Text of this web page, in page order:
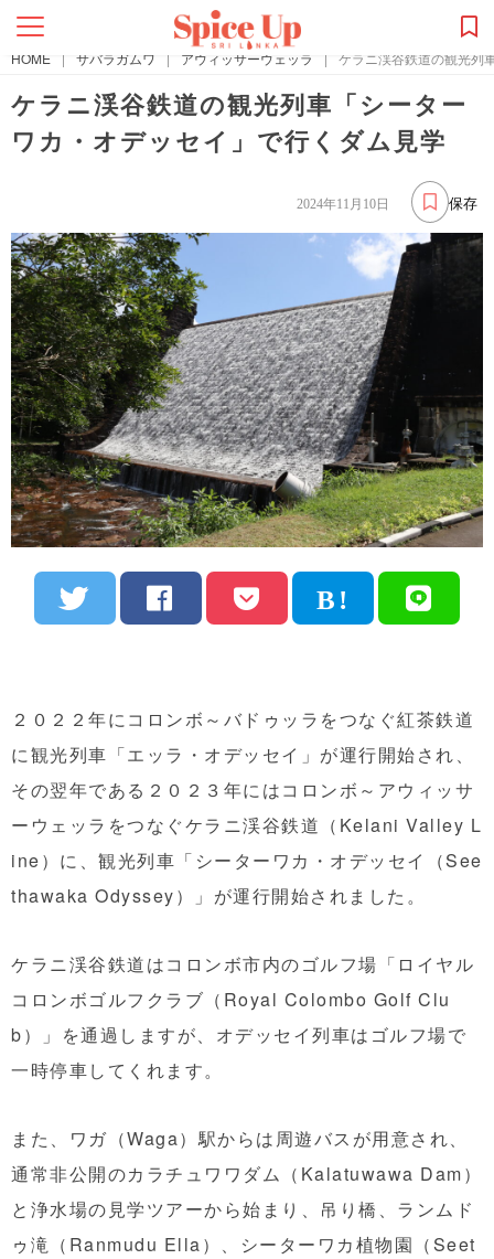
HOME | サバラガムワ | アウィッサーウェッラ | ケラニ渓谷鉄道の観光列
ケラニ渓谷鉄道の観光列車「シーター
ワカ・オデッセイ」で行くダム見学
保存
2024年11月10日
２０２２年にコロンボ～バドゥッラをつなぐ紅茶鉄道
に観光列車「エッラ・オデッセイ」が運行開始され、
その翌年である２０２３年にはコロンボ～アウィッサ
ーウェッラをつなぐケラニ渓谷鉄道（Kelani Valley L
ine）に、観光列車「シーターワカ・オデッセイ（See
thawaka Odyssey）」が運行開始されました。
ケラニ渓谷鉄道はコロンボ市内のゴルフ場「ロイヤル
コロンボゴルフクラブ（Royal Colombo Golf Clu
b）」を通過しますが、オデッセイ列車はゴルフ場で
一時停車してくれます。
また、ワガ（Waga）駅からは周遊バスが用意され、
通常非公開のカラチュワワダム（Kalatuwawa Dam）
と浄水場の見学ツアーから始まり、吊り橋、ランムド
ゥ滝（Ranmudu Ella）、シーターワカ植物園（Seet